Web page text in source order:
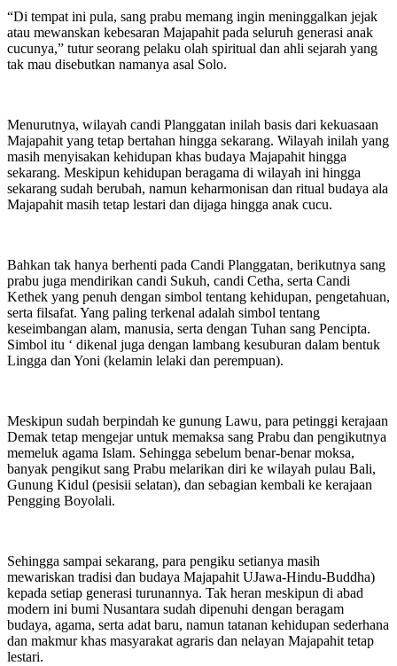
“Di tempat ini pula, sang prabu memang ingin meninggalkan jejak
atau mewanskan kebesaran Majapahit pada seluruh generasi anak
cucunya,” tutur seorang pelaku olah spiritual dan ahli sejarah yang
tak mau disebutkan namanya asal Solo.
Menurutnya, wilayah candi Planggatan inilah basis dari kekuasaan
Majapahit yang tetap bertahan hingga sekarang. Wilayah inilah yang
masih menyisakan kehidupan khas budaya Majapahit hingga
sekarang. Meskipun kehidupan beragama di wilayah ini hingga
sekarang sudah berubah, namun keharmonisan dan ritual budaya ala
Majapahit masih tetap lestari dan dijaga hingga anak cucu.
Bahkan tak hanya berhenti pada Candi Planggatan, berikutnya sang
prabu juga mendirikan candi Sukuh, candi Cetha, serta Candi
Kethek yang penuh dengan simbol tentang kehidupan, pengetahuan,
serta filsafat. Yang paling terkenal adalah simbol tentang
keseimbangan alam, manusia, serta dengan Tuhan sang Pencipta.
Simbol itu ‘ dikenal juga dengan lambang kesuburan dalam bentuk
Lingga dan Yoni (kelamin lelaki dan perempuan).
Meskipun sudah berpindah ke gunung Lawu, para petinggi kerajaan
Demak tetap mengejar untuk memaksa sang Prabu dan pengikutnya
memeluk agama Islam. Sehingga sebelum benar-benar moksa,
banyak pengikut sang Prabu melarikan diri ke wilayah pulau Bali,
Gunung Kidul (pesisii selatan), dan sebagian kembali ke kerajaan
Pengging Boyolali.
Sehingga sampai sekarang, para pengiku setianya masih
mewariskan tradisi dan budaya Majapahit UJawa-Hindu-Buddha)
kepada setiap generasi turunannya. Tak heran meskipun di abad
modern ini bumi Nusantara sudah dipenuhi dengan beragam
budaya, agama, serta adat baru, namun tatanan kehidupan sederhana
dan makmur khas masyarakat agraris dan nelayan Majapahit tetap
lestari.